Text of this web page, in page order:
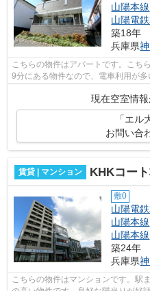
山陽本線
山陽電
築18年
兵庫県
こちらの物件はアパートです。こち
9分にある物件なので、電車利用が
に詳しく経験豊富なスタッフが多数
現在空室情報
「エル
お問い合
賃貸 | マンション KHKコー
敷0
山陽電
山陽本線
山陽本線
築24年
兵庫県
こちらの物件はマンションです。駅